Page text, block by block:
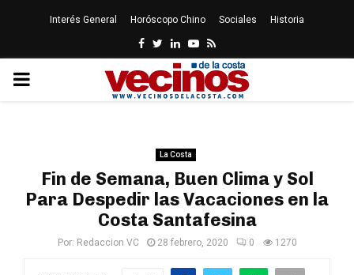
Interés General Horóscopo Chino Sociales Historia
Facebook
Twitter
LinkedinYoutube
Rss
PRIMARY
La Costa
Fin de Semana, Buen Clima y Sol
Para Despedir las Vacaciones en la
Costa Santafesina
Por: Redaccion VC 28 febrero, 2020 0 1270